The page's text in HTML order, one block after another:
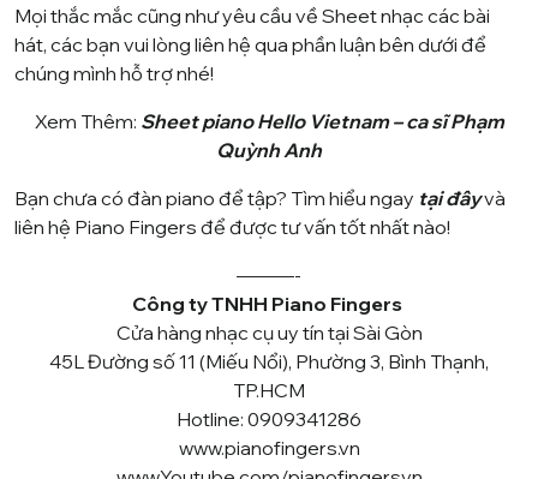
Mọi thắc mắc cũng như yêu cầu về Sheet nhạc các bài
hát, các bạn vui lòng liên hệ qua phần luận bên dưới để
chúng mình hỗ trợ nhé!
Xem Thêm: Sheet piano Hello Vietnam – ca sĩ Phạm
Quỳnh Anh
Bạn chưa có đàn piano để tập? Tìm hiểu ngay tại đâyvà
liên hệ Piano Fingers để được tư vấn tốt nhất nào!
———-
Công ty TNHH Piano Fingers
Cửa hàng nhạc cụ uy tín tại Sài Gòn
45L Đường số 11 (Miếu Nổi), Phường 3, Bình Thạnh,
TP.HCM
Hotline: 0909341286
www.pianofingers.vn